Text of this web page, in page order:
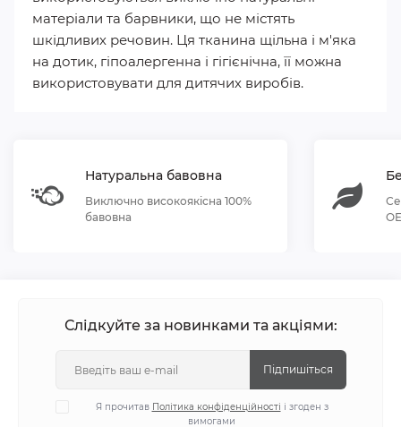
матеріали та барвники, що не містять
шкідливих речовин. Ця тканина щільна і м'яка
на дотик, гіпоалергенна і гігієнічна, її можна
використовувати для дитячих виробів.
Натуральна бавовна
Виключно високоякісна 100%
бавовна
Слідкуйте за новинками та акціями:
Підпишіться
Я прочитав Політика конфіденційності і згоден з
вимогами